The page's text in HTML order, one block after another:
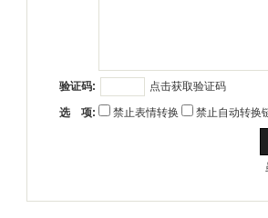
验证码: 点击获取验证码
选 项: 禁止表情转换 禁止自动转换